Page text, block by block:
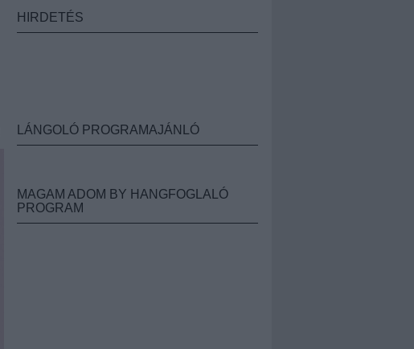
HIRDETÉS
LÁNGOLÓ PROGRAMAJÁNLÓ
MAGAM ADOM BY HANGFOGLALÓ
PROGRAM